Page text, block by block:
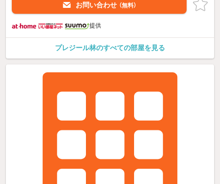
お問い合わせ （無料）
提供
プレジール林のすべての部屋を見る